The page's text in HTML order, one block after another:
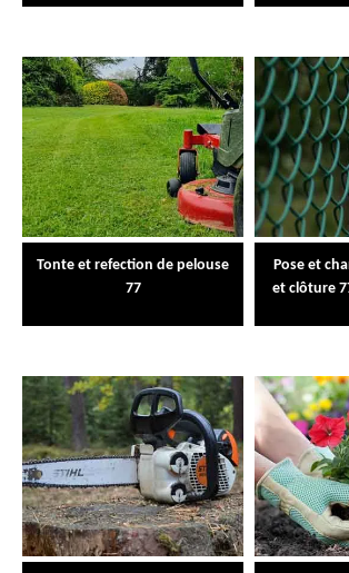
Tonte et refection de pelouse
77
Pose et
et clôture